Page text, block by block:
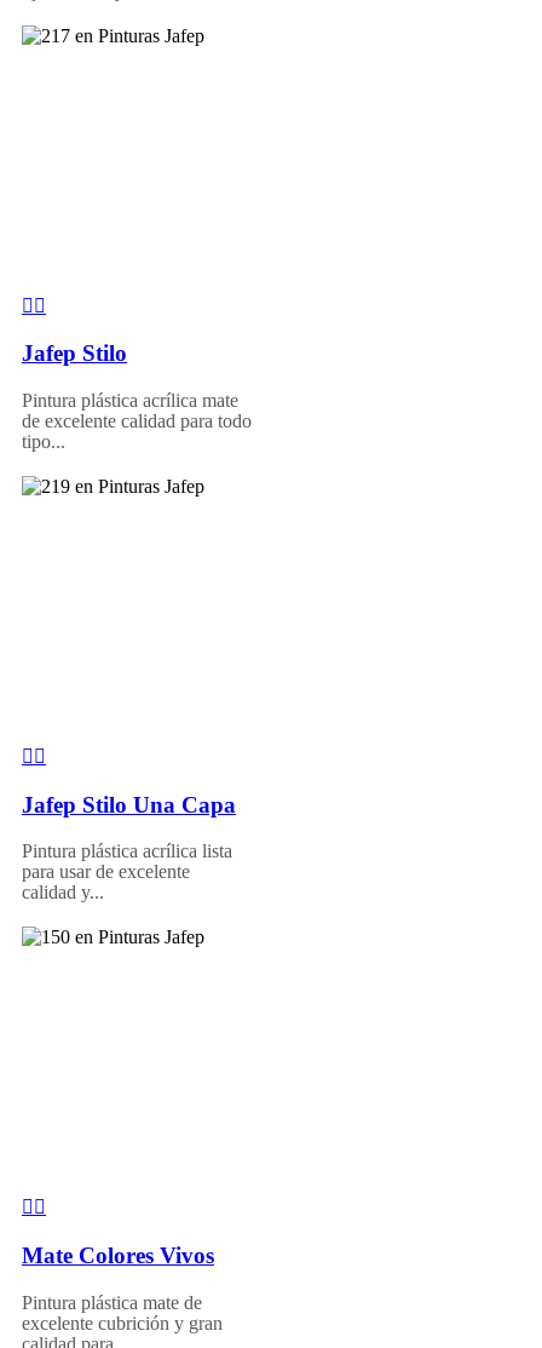
Jafep Stilo
Pintura plástica acrílica mate
de excelente calidad para todo
tipo...
Jafep Stilo Una Capa
Pintura plástica acrílica lista
para usar de excelente
calidad y...
Mate Colores Vivos
Pintura plástica mate de
excelente cubrición y gran
calidad para...